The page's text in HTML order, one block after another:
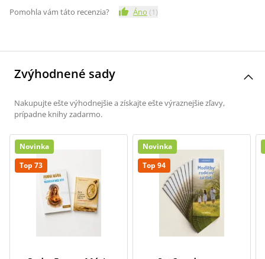
Pomohla vám táto recenzia? Áno (1)
Zvýhodnené sady
Nakupujte ešte výhodnejšie a získajte ešte výraznejšie zľavy,
prípadne knihy zadarmo.
Novinka
Top 73
Novinka
Top 94